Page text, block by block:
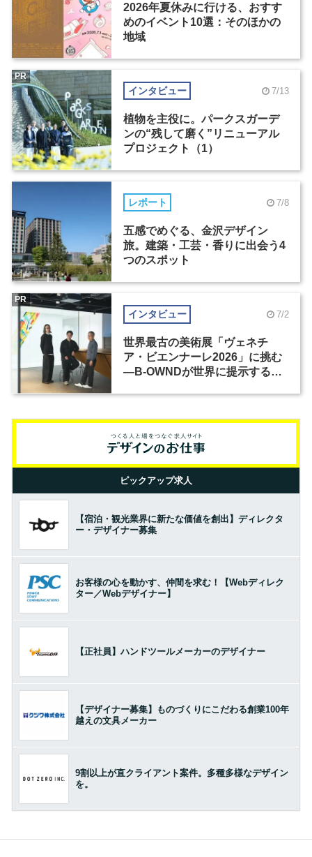
2026年夏休みに行ける、おすす
めのイベント10選：そのほかの
地域
インタビュー 7/13
植物を主役に。パークスガーデ
ンの“残して磨く”リニューアル
プロジェクト（1）
PR
レポート 7/8
五感でめぐる、金沢デザイン
旅。建築・工芸・香りに出会う4
つのスポット
インタビュー 7/2
世界最古の美術展「ヴェネチ
ア・ビエンナーレ2026」に挑む
―B-OWNDが世界に提示する美
PR
ピックアップ求人
【宿泊・観光業界に新たな価値を創出】ディレクタ
ー・デザイナー募集
お客様の心を動かす、仲間を求む！【Webディレク
ター／Webデザイナー】
【正社員】ハンドツールメーカーのデザイナー
【デザイナー募集】ものづくりにこだわる創業100年
越えの文具メーカー
9割以上が直クライアント案件。多種多様なデザイン
を。